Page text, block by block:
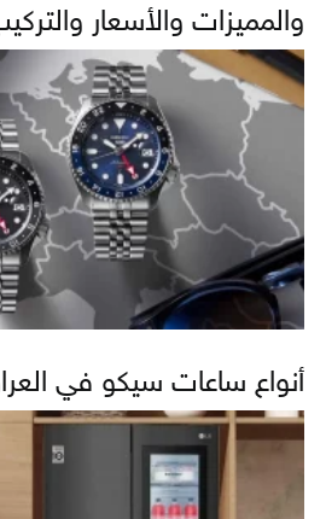
والمميزات والأسعار والتركيب
أنواع ساعات سيكو في